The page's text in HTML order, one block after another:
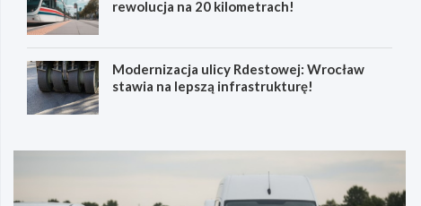
rewolucja na 20 kilometrach!
Modernizacja ulicy Rdestowej: Wrocław
stawia na lepszą infrastrukturę!